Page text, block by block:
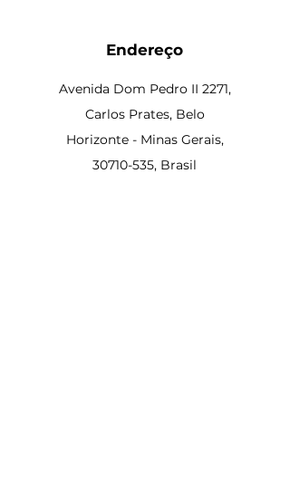
Endereço
Avenida Dom Pedro II 2271,
Carlos Prates, Belo
Horizonte - Minas Gerais,
30710-535, Brasil